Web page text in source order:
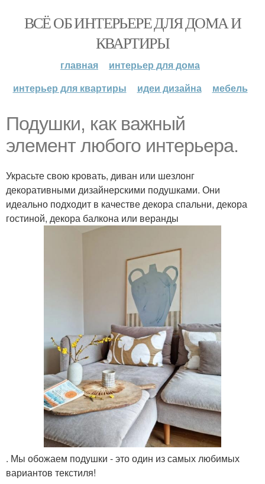
ВСЁ ОБ ИНТЕРЬЕРЕ ДЛЯ ДОМА И
КВАРТИРЫ
главная
интерьер для дома
интерьер для квартиры
идеи дизайна мебель
Подушки, как важный
элемент любого интерьера.
Украсьте свою кровать, диван или шезлонг
декоративными дизайнерскими подушками. Они
идеально подходит в качестве декора спальни, декора
гостиной, декора балкона или веранды
. Мы обожаем подушки - это один из самых любимых
вариантов текстиля!